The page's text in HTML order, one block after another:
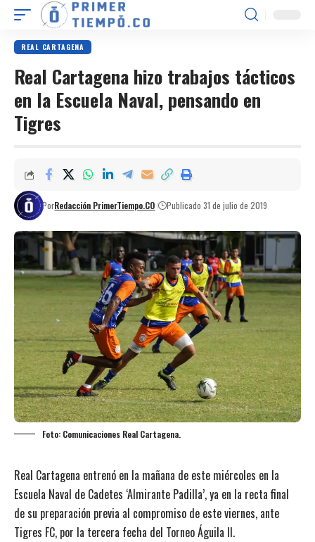
REAL CARTAGENA
Real Cartagena hizo trabajos tácticos
en la Escuela Naval, pensando en
Tigres
PorRedacción PrimerTiempo.CO Publicado 31 de julio de 2019
Foto: Comunicaciones Real Cartagena.
Real Cartagena entrenó en la mañana de este miércoles en la
Escuela Naval de Cadetes ‘Almirante Padilla’, ya en la recta final
de su preparación previa al compromiso de este viernes, ante
Tigres FC, por la tercera fecha del Torneo Águila II.